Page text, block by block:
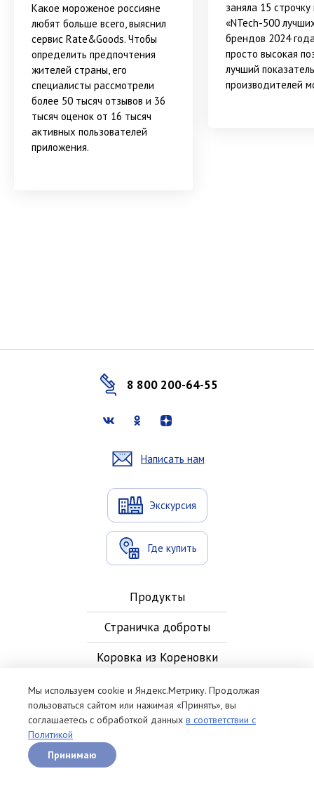
Какое мороженое россияне
любят больше всего, выяснил
сервис Rate&Goods. Чтобы
определить предпочтения
жителей страны, его
специалисты рассмотрели
более 50 тысяч отзывов и 36
тысяч оценок от 16 тысяч
активных пользователей
приложения.
заняла 15
«NTech-500
брендов 2024
просто высокая
лучший
производителей
8 800 200-64-55
Написать нам
Экскурсия
Где купить
Продукты
Страничка доброты
Коровка из Кореновки
Новости
Контакты
Мы используем cookie и Яндекс.Метрику. Продолжая
пользоваться сайтом или нажимая «Принять», вы
соглашаетесь с обработкой данных в соответствии с
Политикой
Принимаю